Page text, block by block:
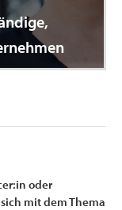
oder
mit dem Thema